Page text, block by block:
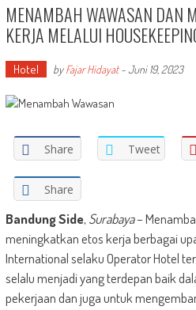
MENAMBAH WAWASAN DAN
KERJA MELALUI
Hotel byFajar Hidayat-Juni 19, 2023
Share Tweet
Share
Bandung Side, Surabaya–
meningkatkan etos kerja berbagai
International selaku Operator Hotel
selalu menjadi yang terdepan baik
pekerjaan dan juga untuk